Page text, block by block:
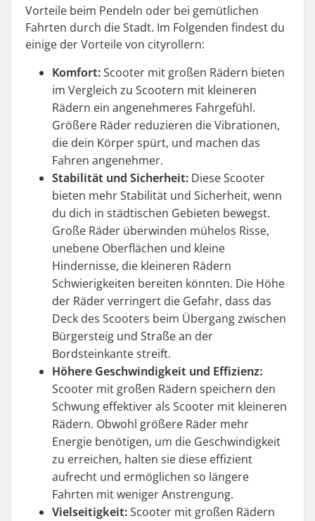
Vorteile beim Pendeln oder bei gemütlichen
Fahrten durch die Stadt. Im Folgenden findest du
einige der Vorteile von cityrollern:
Komfort:Scooter mit großen Rädern bieten
im Vergleich zu Scootern mit kleineren
Rädern ein angenehmeres Fahrgefühl.
Größere Räder reduzieren die Vibrationen,
die dein Körper spürt, und machen das
Fahren angenehmer.
Stabilität und Sicherheit: Diese Scooter
bieten mehr Stabilität und Sicherheit, wenn
du dich in städtischen Gebieten bewegst.
Große Räder überwinden mühelos Risse,
unebene Oberflächen und kleine
Hindernisse, die kleineren Rädern
Schwierigkeiten bereiten könnten. Die Höhe
der Räder verringert die Gefahr, dass das
Deck des Scooters beim Übergang zwischen
Bürgersteig und Straße an der
Bordsteinkante streift.
Höhere Geschwindigkeit und Effizienz:
Scooter mit großen Rädern speichern den
Schwung effektiver als Scooter mit kleineren
Rädern. Obwohl größere Räder mehr
Energie benötigen, um die Geschwindigkeit
zu erreichen, halten sie diese effizient
aufrecht und ermöglichen so längere
Fahrten mit weniger Anstrengung.
Vielseitigkeit:Scooter mit großen Rädern